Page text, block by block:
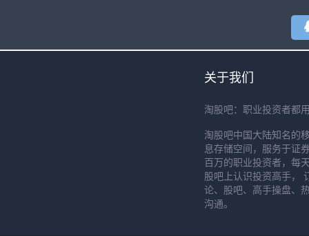
关于我们
淘股吧：职业投资者都
淘股吧中国大陆知名的
息存储空间，服务于证
百万的职业投资者，每
股吧上认识投资高手，
论、股吧、高手操盘、
沟通。